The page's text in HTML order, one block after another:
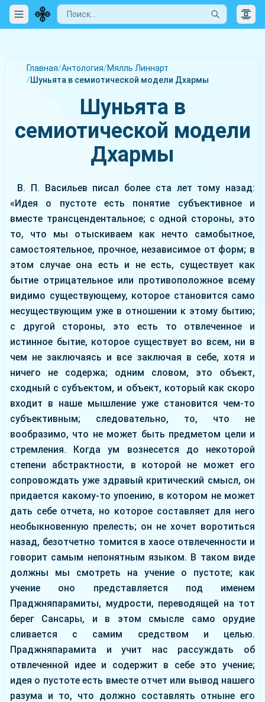
Главная/Антология/Мялль Линнарт
/Шуньята в семиотической модели Дхармы
Шуньята в
семиотической модели
Дхармы
В. П. Васильев писал более ста лет тому назад:
«Идея о пустоте есть понятие субъективное и
вместе трансцендентальное; с одной стороны, это
то, что мы отыскиваем как нечто самобытное,
самостоятельное, прочное, независимое от форм; в
этом случае она есть и не есть, существует как
бытие отрицательное или противоположное всему
видимо существующему, которое становится само
несуществующим уже в отношении к этому бытию;
с другой стороны, это есть то отвлеченное и
истинное бытие, которое существует во всем, ни в
чем не заключаясь и все заключая в себе, хотя и
ничего не содержа; одним словом, это объект,
сходный с субъектом, и объект, который как скоро
входит в наше мышление уже становится чем-то
субъективным; следовательно, то, что не
вообразимо, что не может быть предметом цели и
стремления. Когда ум вознесется до некоторой
степени абстрактности, в которой не может его
сопровождать уже здравый критический смысл, он
придается какому-то упоению, в котором не может
дать себе отчета, но которое составляет для него
необыкновенную прелесть; он не хочет воротиться
назад, безотчетно томится в хаосе отвлеченности и
говорит самым непонятным языком. В таком виде
должны мы смотреть на учение о пустоте; как
учение оно представляется под именем
Праджняпарамиты, мудрости, переводящей на тот
берег Сансары, и в этом смысле само орудие
сливается с самим средством и целью.
Праджняпарамита и учит нас рассуждать об
отвлеченной идее и содержит в себе это учение;
идея о пустоте есть вместе отчет или вывод нашего
разума и то, что должно составлять отныне его